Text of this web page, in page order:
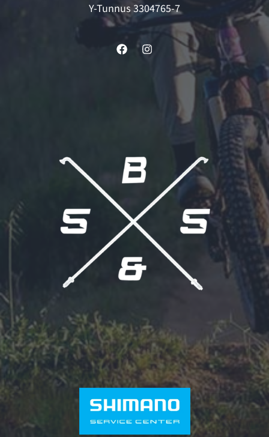
Y-Tunnus 3304765-7